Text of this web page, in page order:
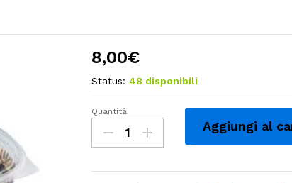
8,00€
Status: 48 disponibili
Contenitori
Vaschette
in
Quantità:
Aggiungi al